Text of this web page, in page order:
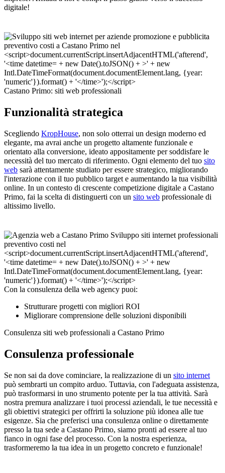
digitale!
Castano Primo: siti web professionali
Funzionalità strategica
Scegliendo KropHouse, non solo otterrai un design moderno ed
elegante, ma avrai anche un progetto altamente funzionale e
orientato alla conversione, ideato appositamente per soddisfare le
necessità del tuo mercato di riferimento. Ogni elemento del tuo sito
web sarà attentamente studiato per essere strategico, migliorando
l'interazione con il tuo pubblico target e aumentando la tua visibilità
online. In un contesto di crescente competizione digitale a Castano
Primo, fai la scelta di distinguerti con un sito web professionale di
altissimo livello.
Con la consulenza della web agency puoi:
Strutturare progetti con migliori ROI
Migliorare comprensione delle soluzioni disponibili
Consulenza siti web professionali a Castano Primo
Consulenza professionale
Se non sai da dove cominciare, la realizzazione di un sito internet
può sembrarti un compito arduo. Tuttavia, con l'adeguata assistenza,
può trasformarsi in uno strumento potente per la tua attività. Sarà
nostra premura analizzare i tuoi processi aziendali, le tue necessità e
gli obiettivi strategici per offrirti la soluzione più idonea alle tue
esigenze. Sia che preferisci una consulenza online o direttamente
presso la tua sede a Castano Primo, siamo pronti ad essere al tuo
fianco in ogni fase del processo. Con la nostra esperienza,
trasformeremo la tua idea in un progetto concreto e funzionale!